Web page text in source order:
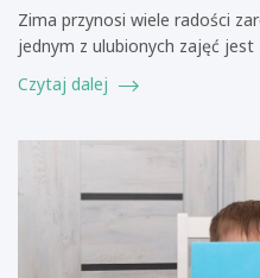
Zima przynosi wiele radości
jednym z ulubionych zajęć
Czytaj dalej